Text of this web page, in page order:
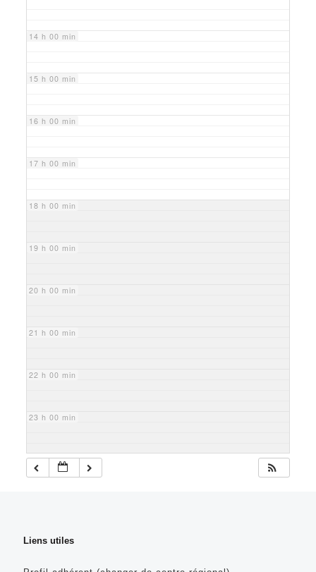
14 h 00 min
15 h 00 min
16 h 00 min
17 h 00 min
18 h 00 min
19 h 00 min
20 h 00 min
21 h 00 min
22 h 00 min
23 h 00 min
Liens utiles